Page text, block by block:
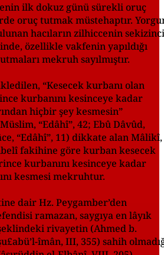
ilk dokuz günü sürekli oruç
oruç tutmak müstehaptır.
hacıların zilhiccenin sekizinci
özellikle vakfenin yapıldığı
mekruh sayılmıştır.
“Kesecek kurbanı olan
kurbanını kesinceye kadar
hiçbir şey kesmesin”
“Edâhî”, 42; Ebû Dâvûd,
“Edâhî”, 11) dikkate alan Mâlikî,
fakihine göre kurban kesecek
kurbanını kesinceye kadar
kesmesi mekruhtur.
dair Hz. Peygamber’den
ramazan, saygıya en lâyık
rivayetin (Ahmed b.
îmân, III, 355) sahih